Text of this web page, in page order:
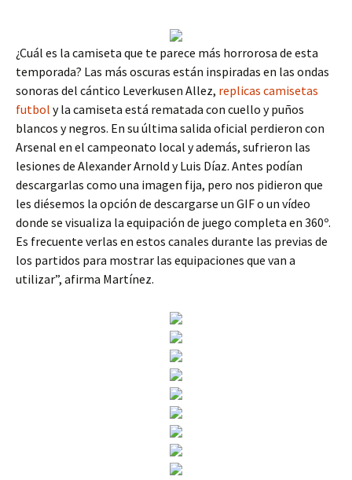
¿Cuál es la camiseta que te parece más horrorosa de esta
temporada? Las más oscuras están inspiradas en las ondas
sonoras del cántico Leverkusen Allez, replicas camisetas
futbol y la camiseta está rematada con cuello y puños
blancos y negros. En su última salida oficial perdieron con
Arsenal en el campeonato local y además, sufrieron las
lesiones de Alexander Arnold y Luis Díaz. Antes podían
descargarlas como una imagen fija, pero nos pidieron que
les diésemos la opción de descargarse un GIF o un vídeo
donde se visualiza la equipación de juego completa en 360º.
Es frecuente verlas en estos canales durante las previas de
los partidos para mostrar las equipaciones que van a
utilizar”, afirma Martínez.